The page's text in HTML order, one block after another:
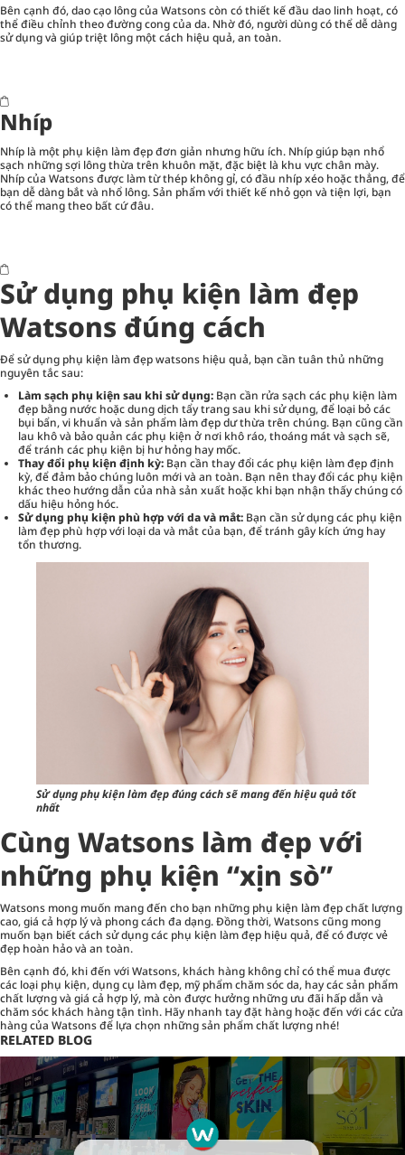
Bên cạnh đó, dao cạo lông của Watsons còn có thiết kế đầu dao linh hoạt, có
thể điều chỉnh theo đường cong của da. Nhờ đó, người dùng có thể dễ dàng
sử dụng và giúp triệt lông một cách hiệu quả, an toàn.
Nhíp
Nhíp là một phụ kiện làm đẹp đơn giản nhưng hữu ích. Nhíp giúp bạn nhổ
sạch những sợi lông thừa trên khuôn mặt, đặc biệt là khu vực chân mày.
Nhíp của Watsons được làm từ thép không gỉ, có đầu nhíp xéo hoặc thẳng, để
bạn dễ dàng bắt và nhổ lông. Sản phẩm với thiết kế nhỏ gọn và tiện lợi, bạn
có thể mang theo bất cứ đâu.
Sử dụng phụ kiện làm đẹp
Watsons đúng cách
Để sử dụng phụ kiện làm đẹp watsons hiệu quả, bạn cần tuân thủ những
nguyên tắc sau:
Làm sạch phụ kiện sau khi sử dụng: Bạn cần rửa sạch các phụ kiện làm
đẹp bằng nước hoặc dung dịch tẩy trang sau khi sử dụng, để loại bỏ các
bụi bẩn, vi khuẩn và sản phẩm làm đẹp dư thừa trên chúng. Bạn cũng cần
lau khô và bảo quản các phụ kiện ở nơi khô ráo, thoáng mát và sạch sẽ,
để tránh các phụ kiện bị hư hỏng hay mốc.
Thay đổi phụ kiện định kỳ: Bạn cần thay đổi các phụ kiện làm đẹp định
kỳ, để đảm bảo chúng luôn mới và an toàn. Bạn nên thay đổi các phụ kiện
khác theo hướng dẫn của nhà sản xuất hoặc khi bạn nhận thấy chúng có
dấu hiệu hỏng hóc.
Sử dụng phụ kiện phù hợp với da và mắt: Bạn cần sử dụng các phụ kiện
làm đẹp phù hợp với loại da và mắt của bạn, để tránh gây kích ứng hay
tổn thương.
Sử dụng phụ kiện làm đẹp đúng cách sẽ mang đến hiệu quả tốt
nhất
Cùng Watsons làm đẹp với
những phụ kiện “xịn sò”
Watsons mong muốn mang đến cho bạn những phụ kiện làm đẹp chất lượng
cao, giá cả hợp lý và phong cách đa dạng. Đồng thời, Watsons cũng mong
muốn bạn biết cách sử dụng các phụ kiện làm đẹp hiệu quả, để có được vẻ
đẹp hoàn hảo và an toàn.
Bên cạnh đó, khi đến với Watsons, khách hàng không chỉ có thể mua được
các loại phụ kiện,dụng cụ làm đẹp, mỹ phẩm chăm sóc da, hay các sản phẩm
chất lượng và giá cả hợp lý, mà còn được hưởng những ưu đãi hấp dẫn và
chăm sóc khách hàng tận tình. Hãy nhanh tay đặt hàng hoặc đến với các cửa
hàng của Watsons để lựa chọn những sản phẩm chất lượng nhé!
RELATED BLOG